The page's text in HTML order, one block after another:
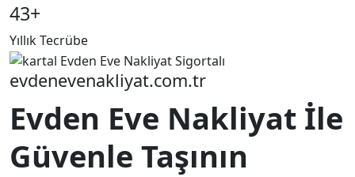
43+
Yıllık Tecrübe
evdenevenakliyat.com.tr
Evden Eve Nakliyat İle
Güvenle Taşının